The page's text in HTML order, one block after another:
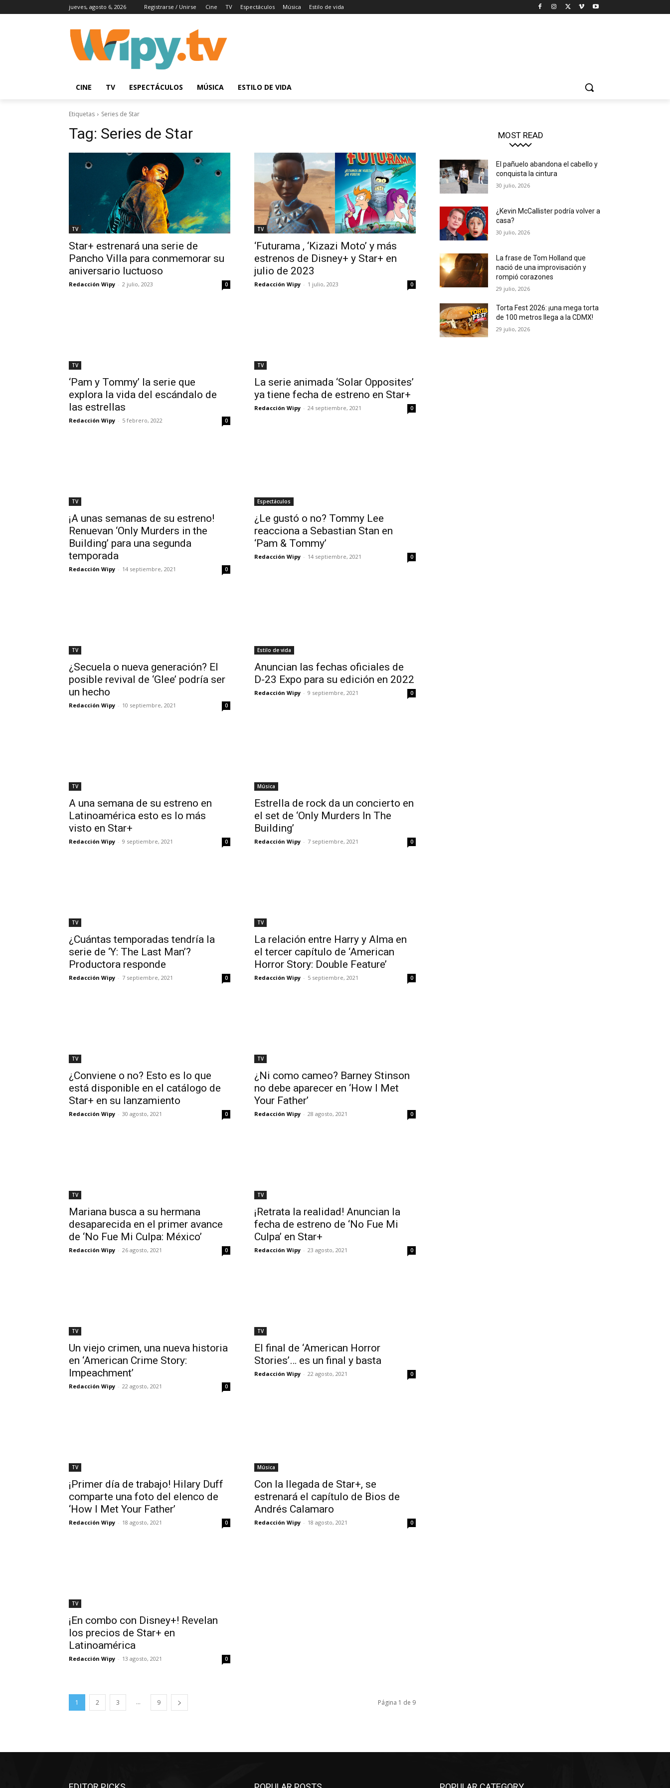
jueves, agosto 6, 2026 Registrarse / Unirse Cine TV Espectáculos Música Estilo de vida
CINE TV ESPECTÁCULOS MÚSICA ESTILO DE VIDA
Etiquetas Series de Star
Tag: Series de Star
TV
Star+ estrenará una serie de
Pancho Villa para conmemorar su
aniversario luctuoso
Redacción Wipy - 2 julio, 2023 0
TV
‘Futurama , ‘Kizazi Moto’ y más
estrenos de Disney+ y Star+ en
julio de 2023
Redacción Wipy - 1 julio, 2023 0
TV
‘Pam y Tommy’ la serie que
explora la vida del escándalo de
las estrellas
Redacción Wipy - 5 febrero, 2022 0
TV
La serie animada ‘Solar Opposites’
ya tiene fecha de estreno en Star+
Redacción Wipy - 24 septiembre, 2021 0
TV
¡A unas semanas de su estreno!
Renuevan ‘Only Murders in the
Building’ para una segunda
temporada
Redacción Wipy - 14 septiembre, 2021 0
Espectáculos
¿Le gustó o no? Tommy Lee
reacciona a Sebastian Stan en
‘Pam & Tommy’
Redacción Wipy - 14 septiembre, 2021 0
TV
¿Secuela o nueva generación? El
posible revival de ‘Glee’ podría ser
un hecho
Redacción Wipy - 10 septiembre, 2021 0
Estilo de vida
Anuncian las fechas oficiales de
D-23 Expo para su edición en 2022
Redacción Wipy - 9 septiembre, 2021 0
TV
A una semana de su estreno en
Latinoamérica esto es lo más
visto en Star+
Redacción Wipy - 9 septiembre, 2021 0
Música
Estrella de rock da un concierto en
el set de ‘Only Murders In The
Building’
Redacción Wipy - 7 septiembre, 2021 0
TV
¿Cuántas temporadas tendría la
serie de ‘Y: The Last Man’?
Productora responde
Redacción Wipy - 7 septiembre, 2021 0
TV
La relación entre Harry y Alma en
el tercer capítulo de ‘American
Horror Story: Double Feature’
Redacción Wipy - 5 septiembre, 2021 0
TV
¿Conviene o no? Esto es lo que
está disponible en el catálogo de
Star+ en su lanzamiento
Redacción Wipy - 30 agosto, 2021 0
TV
¿Ni como cameo? Barney Stinson
no debe aparecer en ‘How I Met
Your Father’
Redacción Wipy - 28 agosto, 2021 0
TV
Mariana busca a su hermana
desaparecida en el primer avance
de ‘No Fue Mi Culpa: México’
Redacción Wipy - 26 agosto, 2021 0
TV
¡Retrata la realidad! Anuncian la
fecha de estreno de ‘No Fue Mi
Culpa’ en Star+
Redacción Wipy - 23 agosto, 2021 0
TV
Un viejo crimen, una nueva historia
en ‘American Crime Story:
Impeachment’
Redacción Wipy - 22 agosto, 2021 0
TV
El final de ‘American Horror
Stories’… es un final y basta
Redacción Wipy - 22 agosto, 2021 0
TV
¡Primer día de trabajo! Hilary Duff
comparte una foto del elenco de
‘How I Met Your Father’
Redacción Wipy - 18 agosto, 2021 0
Música
Con la llegada de Star+, se
estrenará el capítulo de Bios de
Andrés Calamaro
Redacción Wipy - 18 agosto, 2021 0
TV
¡En combo con Disney+! Revelan
los precios de Star+ en
Latinoamérica
Redacción Wipy - 13 agosto, 2021 0
1 2 3 ... 9 Página 1 de 9
MOST READ
El pañuelo abandona el cabello y
conquista la cintura
30 julio, 2026
¿Kevin McCallister podría volver a
casa?
30 julio, 2026
La frase de Tom Holland que
nació de una improvisación y
rompió corazones
29 julio, 2026
Torta Fest 2026: ¡una mega torta
de 100 metros llega a la CDMX!
29 julio, 2026